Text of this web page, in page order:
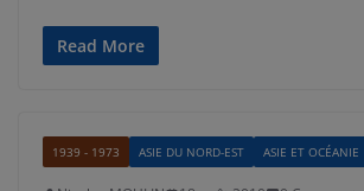
Read More
1939 - 1973 ASIE DU NORD-EST ASIE ET OCÉANIE